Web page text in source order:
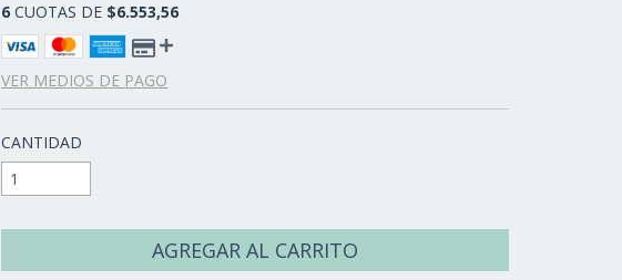
6 CUOTAS DE $6.553,56
VER MEDIOS DE PAGO
CANTIDAD